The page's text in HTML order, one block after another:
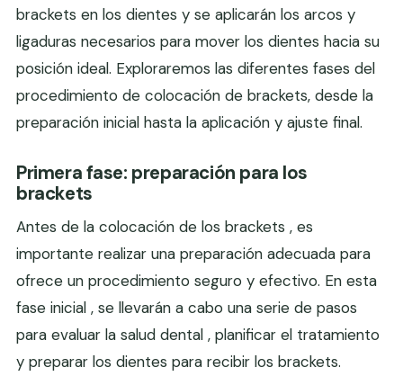
brackets en los dientes y se aplicarán los arcos y
ligaduras necesarios para mover los dientes hacia su
posición ideal. Exploraremos las diferentes fases del
procedimiento de colocación de brackets, desde la
preparación inicial hasta la aplicación y ajuste final.
Primera fase: preparación para los
brackets
Antes de la colocación de los brackets , es
importante realizar una preparación adecuada para
ofrece un procedimiento seguro y efectivo. En esta
fase inicial , se llevarán a cabo una serie de pasos
para evaluar la salud dental , planificar el tratamiento
y preparar los dientes para recibir los brackets.